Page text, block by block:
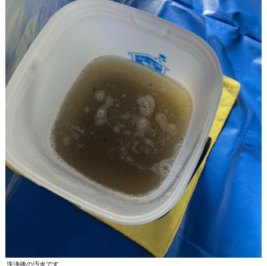
洗浄後の汚水です。